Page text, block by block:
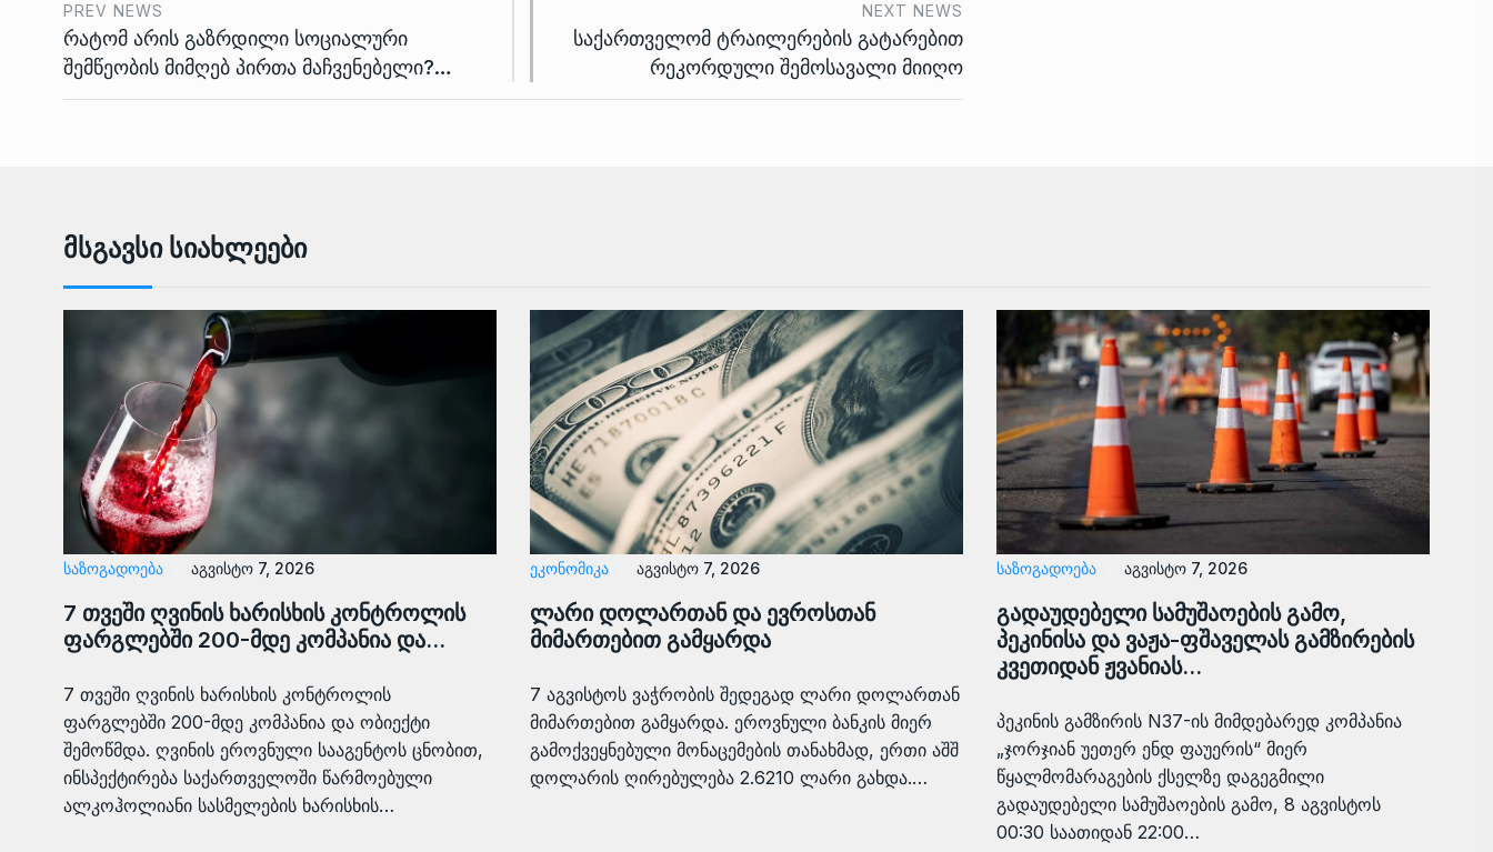
PREV NEWS
რატომ არის გაზრდილი სოციალური
შემწეობის მიმღებ პირთა მაჩვენებელი?…
NEXT NEWS
საქართველომ ტრაილერების გატარებით
რეკორდული შემოსავალი მიიღო
Მსგავსი Სიახლეები
ᲡᲐᲖᲝᲒᲐᲓᲝᲔᲑᲐ აგვისტო 7, 2026
7 თვეში ღვინის ხარისხის კონტროლის
ფარგლებში 200-მდე კომპანია და…
7 თვეში ღვინის ხარისხის კონტროლის
ფარგლებში 200-მდე კომპანია და ობიექტი
შემოწმდა. ღვინის ეროვნული სააგენტოს ცნობით,
ინსპექტირება საქართველოში წარმოებული
ალკოჰოლიანი სასმელების ხარისხის…
ᲔᲙᲝᲜᲝᲛᲘᲙᲐ აგვისტო 7, 2026
ლარი დოლართან და ევროსთან
მიმართებით გამყარდა
7 აგვისტოს ვაჭრობის შედეგად ლარი დოლართან
მიმართებით გამყარდა. ეროვნული ბანკის მიერ
გამოქვეყნებული მონაცემების თანახმად, ერთი აშშ
დოლარის ღირებულება 2.6210 ლარი გახდა.…
ᲡᲐᲖᲝᲒᲐᲓᲝᲔᲑᲐ აგვისტო 7, 2026
გადაუდებელი სამუშაოების გამო,
პეკინისა და ვაჟა-ფშაველას გამზირების
კვეთიდან ჟვანიას…
პეკინის გამზირის N37-ის მიმდებარედ კომპანია
„ჯორჯიან უეთერ ენდ ფაუერის“ მიერ
წყალმომარაგების ქსელზე დაგეგმილი
გადაუდებელი სამუშაოების გამო, 8 აგვისტოს
00:30 საათიდან 22:00…